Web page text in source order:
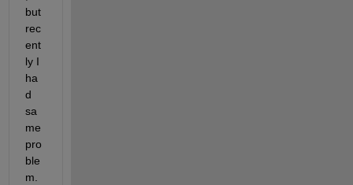
but
rec
ent
ly I
ha
d
sa
me
pro
ble
m.